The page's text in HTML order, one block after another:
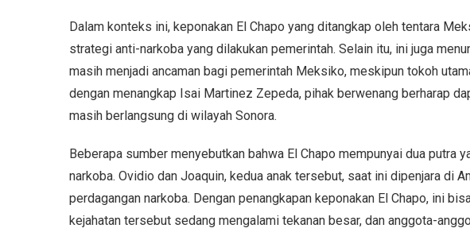
Dalam konteks ini, keponakan El Chapo yang ditangkap oleh tentara
strategi anti-narkoba yang dilakukan pemerintah. Selain itu, ini juga
masih menjadi ancaman bagi pemerintah Meksiko, meskipun tokoh
dengan menangkap Isai Martinez Zepeda, pihak berwenang berharap
masih berlangsung di wilayah Sonora.
Beberapa sumber menyebutkan bahwa El Chapo mempunyai dua putra
narkoba. Ovidio dan Joaquin, kedua anak tersebut, saat ini dipenjara di
perdagangan narkoba. Dengan penangkapan keponakan El Chapo, ini
kejahatan tersebut sedang mengalami tekanan besar, dan anggota-